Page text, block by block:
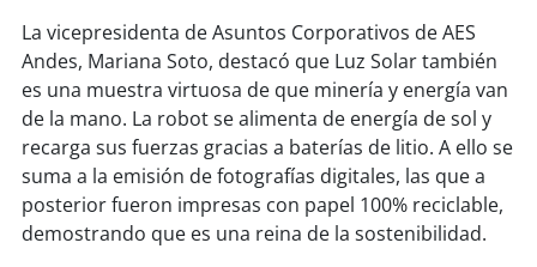
soyvaldivia
soyosorno
soypuertomontt
soychiloé
La vicepresidenta de Asuntos Corporativos de AES
Andes, Mariana Soto, destacó que Luz Solar también
es una muestra virtuosa de que minería y energía van
de la mano. La robot se alimenta de energía de sol y
recarga sus fuerzas gracias a baterías de litio. A ello se
suma a la emisión de fotografías digitales, las que a
posterior fueron impresas con papel 100% reciclable,
demostrando que es una reina de la sostenibilidad.